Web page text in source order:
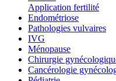
Application fertilité
Endométriose
Pathologies vulvaires
IVG
Ménopause
Chirurgie
Cancérologie